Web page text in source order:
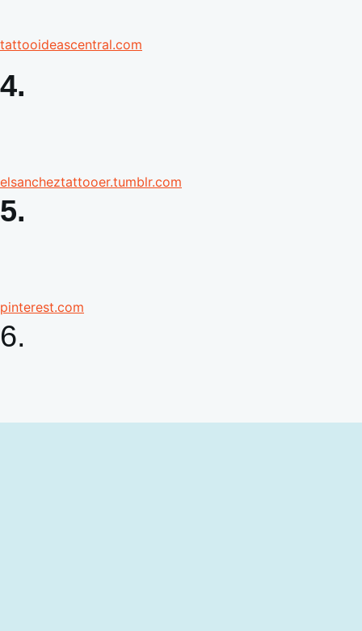
tattooideascentral.com
4.
elsancheztattooer.tumblr.com
5.
pinterest.com
6.